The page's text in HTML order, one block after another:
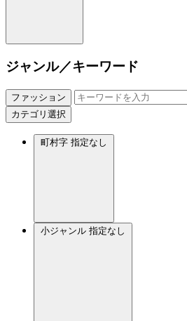
ジャンル／キーワード
ファッション
カテゴリ選択
町村字 指定なし
小ジャンル 指定なし